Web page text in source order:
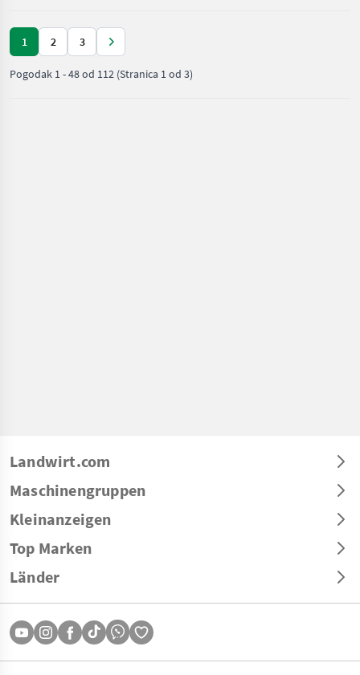
1 2 3
Pogodak 1-48od 112 (Stranica 1 od 3)
Landwirt.com
Maschinengruppen
Kleinanzeigen
Top Marken
Länder